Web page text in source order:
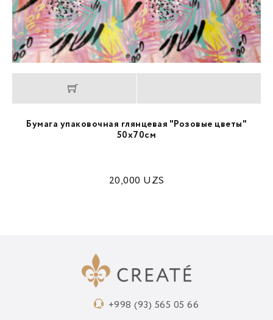
Бумага упаковочная глянцевая "Розовые цветы"
50х70см
20,000 UZS
+998 (93) 565 05 66